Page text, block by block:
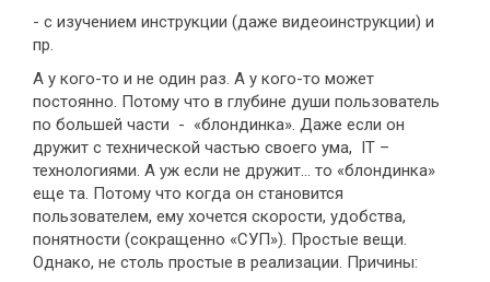
- с изучением инструкции (даже видеоинструкции) и
пр.
А у кого-то и не один раз. А у кого-то может
постоянно. Потому что в глубине души пользователь
по большей части - «блондинка». Даже если он
дружит с технической частью своего ума, IT –
технологиями. А уж если не дружит… то «блондинка»
еще та. Потому что когда он становится
пользователем, ему хочется скорости, удобства,
понятности (сокращенно «СУП»). Простые вещи.
Однако, не столь простые в реализации. Причины: